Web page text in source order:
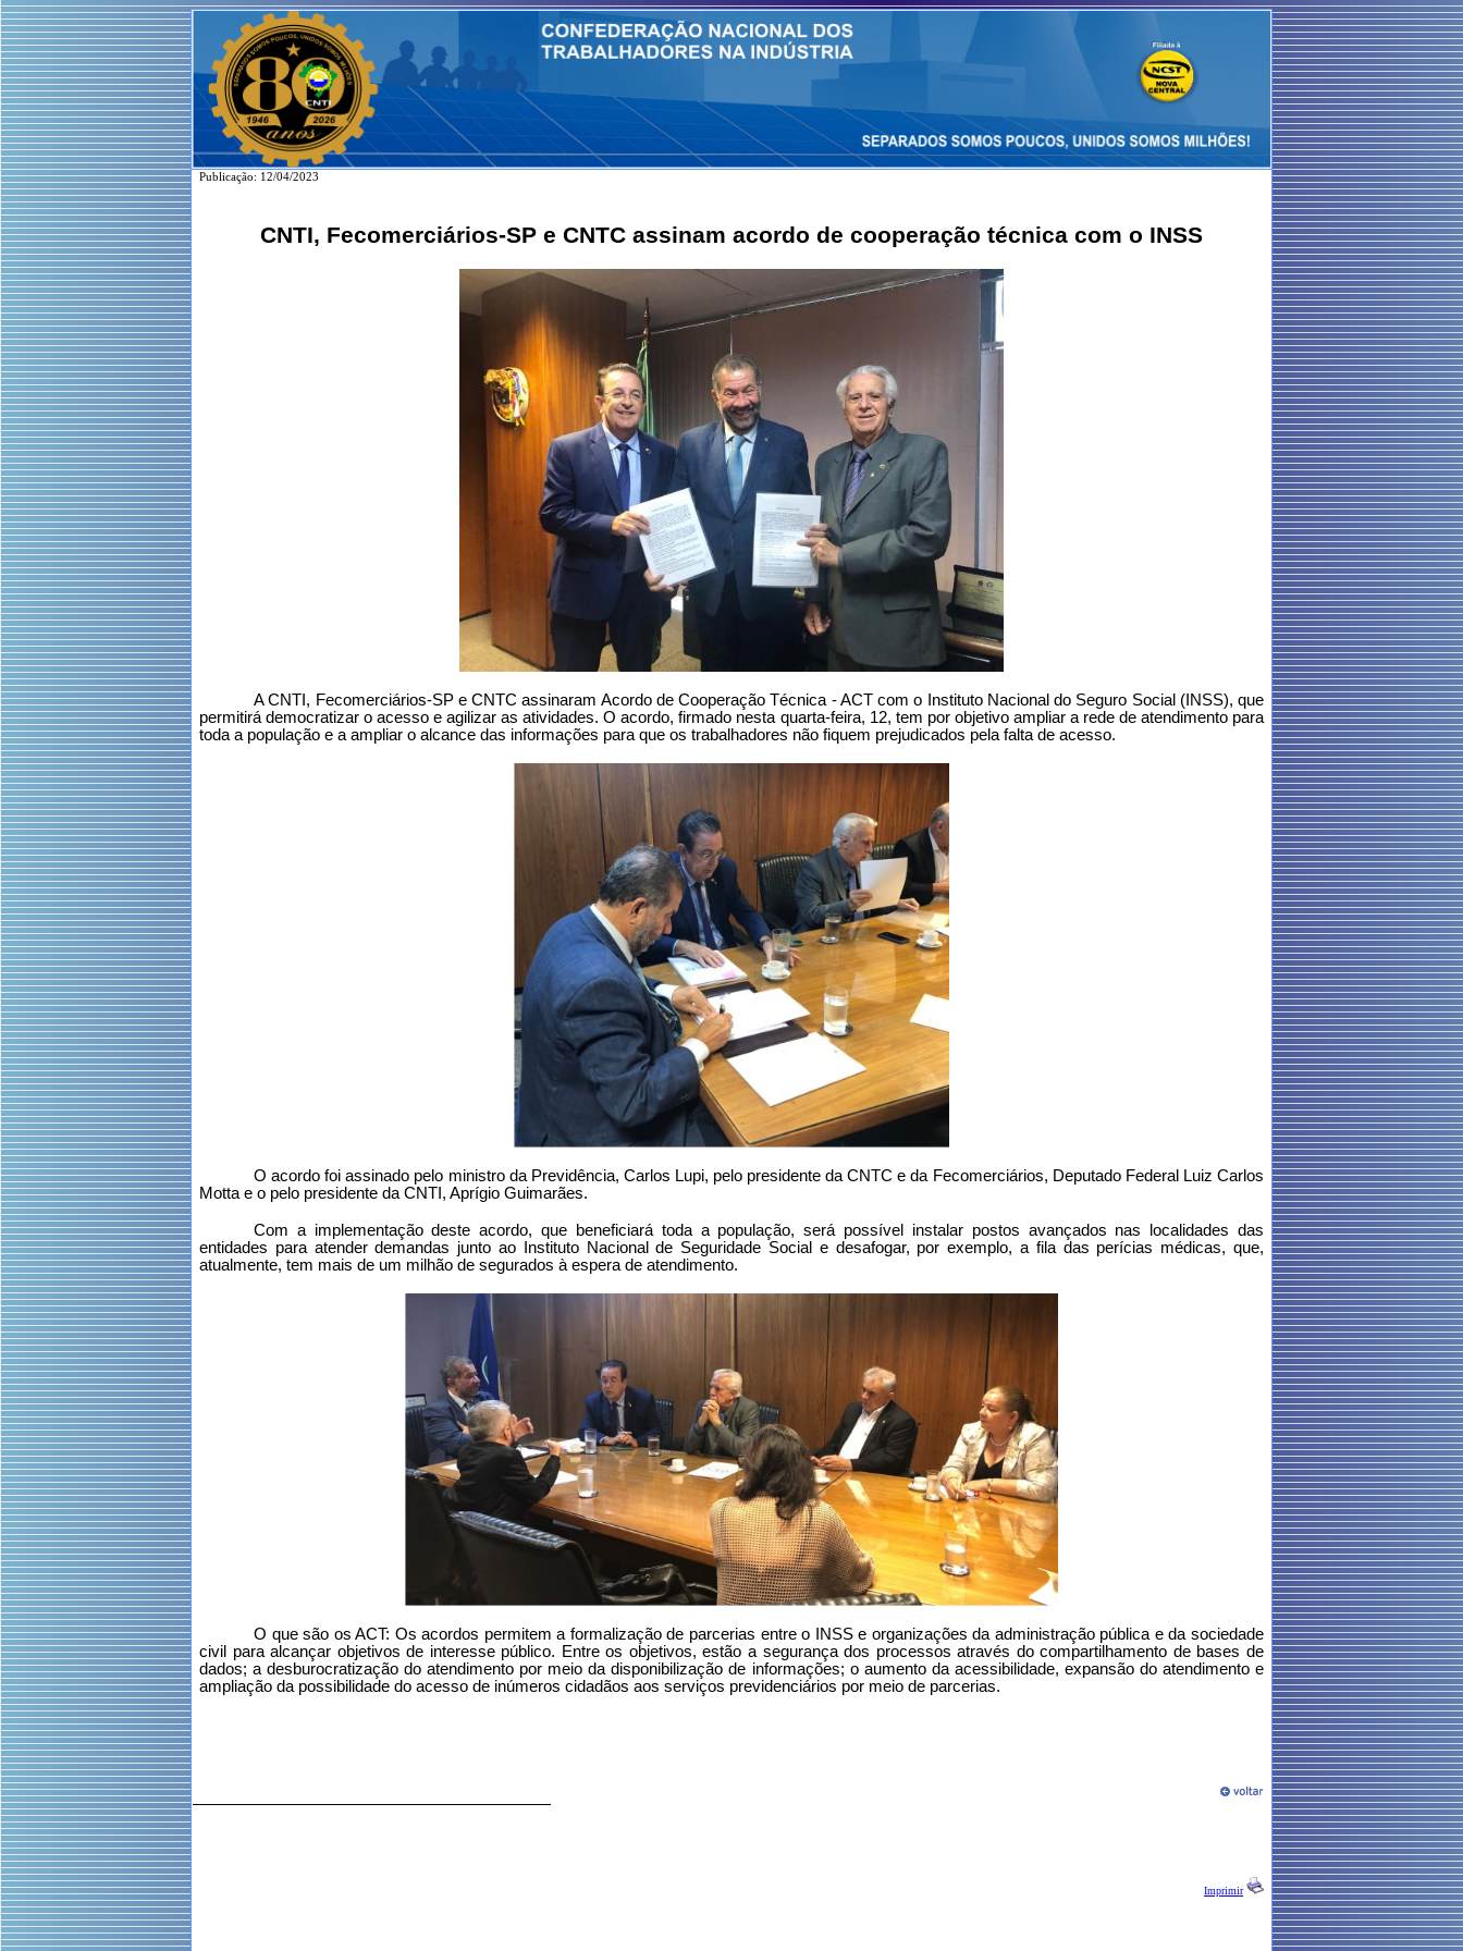
Publicação: 12/04/2023
CNTI, Fecomerciários-SP e CNTC assinam acordo de cooperação técnica com o INSS
A CNTI, Fecomerciários-SP e CNTC assinaram Acordo de Cooperação Técnica - ACT com o Instituto Nacional do Seguro Social (INSS), que
permitirá democratizar o acesso e agilizar as atividades. O acordo, firmado nesta quarta-feira, 12, tem por objetivo ampliar a rede de atendimento para
toda a população e a ampliar o alcance das informações para que os trabalhadores não fiquem prejudicados pela falta de acesso.
O acordo foi assinado pelo ministro da Previdência, Carlos Lupi, pelo presidente da CNTC e da Fecomerciários, Deputado Federal Luiz Carlos
Motta e o pelo presidente da CNTI, Aprígio Guimarães.
Com a implementação deste acordo, que beneficiará toda a população, será possível instalar postos avançados nas localidades das
entidades para atender demandas junto ao Instituto Nacional de Seguridade Social e desafogar, por exemplo, a fila das perícias médicas, que,
atualmente, tem mais de um milhão de segurados à espera de atendimento.
O que são os ACT: Os acordos permitem a formalização de parcerias entre o INSS e organizações da administração pública e da sociedade
civil para alcançar objetivos de interesse público. Entre os objetivos, estão a segurança dos processos através do compartilhamento de bases de
dados; a desburocratização do atendimento por meio da disponibilização de informações; o aumento da acessibilidade, expansão do atendimento e
ampliação da possibilidade do acesso de inúmeros cidadãos aos serviços previdenciários por meio de parcerias.
Imprimir